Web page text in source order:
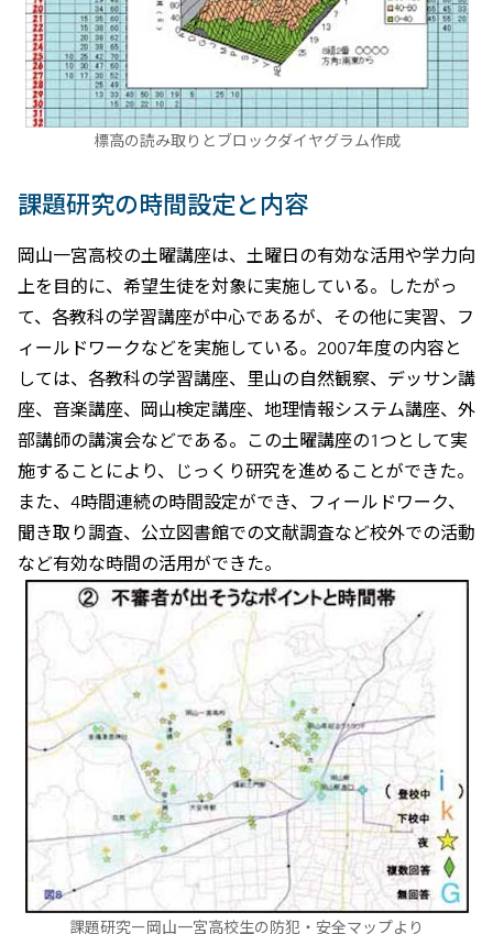
標高の読み取りとブロックダイヤグラム作成
課題研究の時間設定と内容
岡山一宮高校の土曜講座は、土曜日の有効な活用や学力向
上を目的に、希望生徒を対象に実施している。したがっ
て、各教科の学習講座が中心であるが、その他に実習、フ
ィールドワークなどを実施している。2007年度の内容と
しては、各教科の学習講座、里山の自然観察、デッサン講
座、音楽講座、岡山検定講座、地理情報システム講座、外
部講師の講演会などである。この土曜講座の1つとして実
施することにより、じっくり研究を進めることができた。
また、4時間連続の時間設定ができ、フィールドワーク、
聞き取り調査、公立図書館での文献調査など校外での活動
など有効な時間の活用ができた。
課題研究ー岡山一宮高校生の防犯・安全マップより